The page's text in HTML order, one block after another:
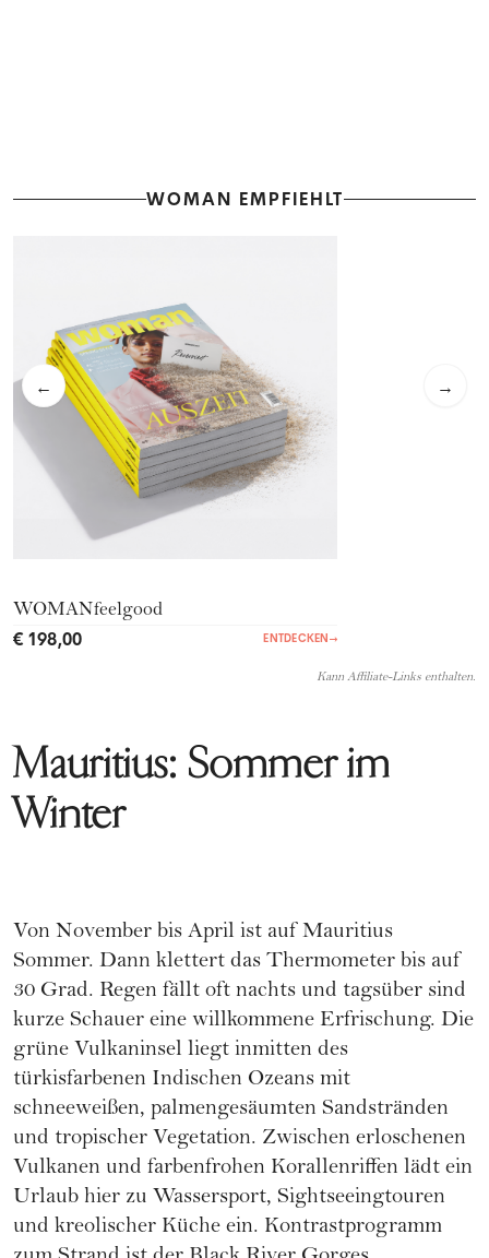
WOMAN EMPFIEHLT
← →
WOMANfeelgood
€ 198,00 ENTDECKEN →
Kann Affiliate-Links enthalten.
Mauritius: Sommer im
Winter
Von November bis April ist auf Mauritius
Sommer. Dann klettert das Thermometer bis auf
30 Grad. Regen fällt oft nachts und tagsüber sind
kurze Schauer eine willkommene Erfrischung. Die
grüne Vulkaninsel liegt inmitten des
türkisfarbenen Indischen Ozeans mit
schneeweißen, palmengesäumten Sandstränden
und tropischer Vegetation. Zwischen erloschenen
Vulkanen und farbenfrohen Korallenriffen lädt ein
Urlaub hier zu Wassersport, Sightseeingtouren
und kreolischer Küche ein. Kontrastprogramm